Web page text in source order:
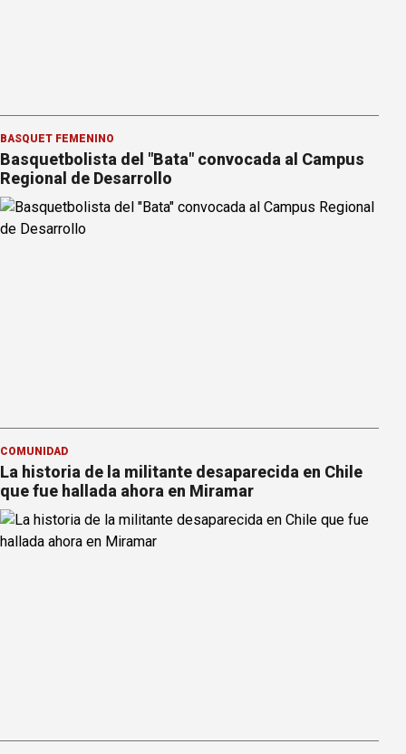
BÁSQUET FEMENINO
Basquetbolista del "Bata" convocada al Campus
Regional de Desarrollo
COMUNIDAD
La historia de la militante desaparecida en Chile
que fue hallada ahora en Miramar